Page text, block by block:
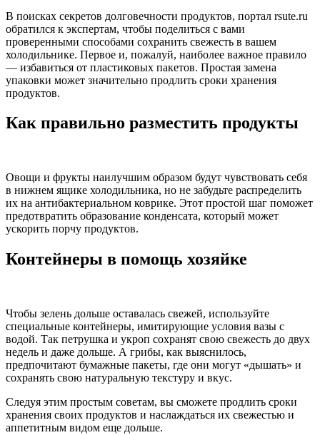
В поисках секретов долговечности продуктов, портал rsute.ru
обратился к экспертам, чтобы поделиться с вами
проверенными способами сохранить свежесть в вашем
холодильнике. Первое и, пожалуй, наиболее важное правило
— избавиться от пластиковых пакетов. Простая замена
упаковки может значительно продлить сроки хранения
продуктов.
Как правильно разместить продукты
Овощи и фрукты наилучшим образом будут чувствовать себя
в нижнем ящике холодильника, но не забудьте распределить
их на антибактериальном коврике. Этот простой шаг поможет
предотвратить образование конденсата, который может
ускорить порчу продуктов.
Контейнеры в помощь хозяйке
Чтобы зелень дольше оставалась свежей, используйте
специальные контейнеры, имитирующие условия вазы с
водой. Так петрушка и укроп сохранят свою свежесть до двух
недель и даже дольше. А грибы, как выяснилось,
предпочитают бумажные пакеты, где они могут «дышать» и
сохранять свою натуральную текстуру и вкус.
Следуя этим простым советам, вы сможете продлить сроки
хранения своих продуктов и наслаждаться их свежестью и
аппетитным видом еще дольше.